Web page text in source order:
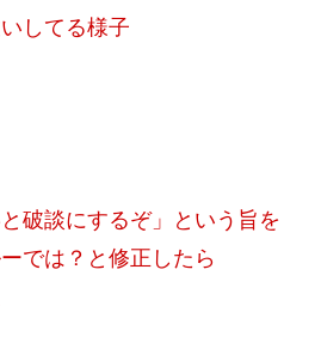
してる様子
破談にするぞ」という旨を
では？と修正したら